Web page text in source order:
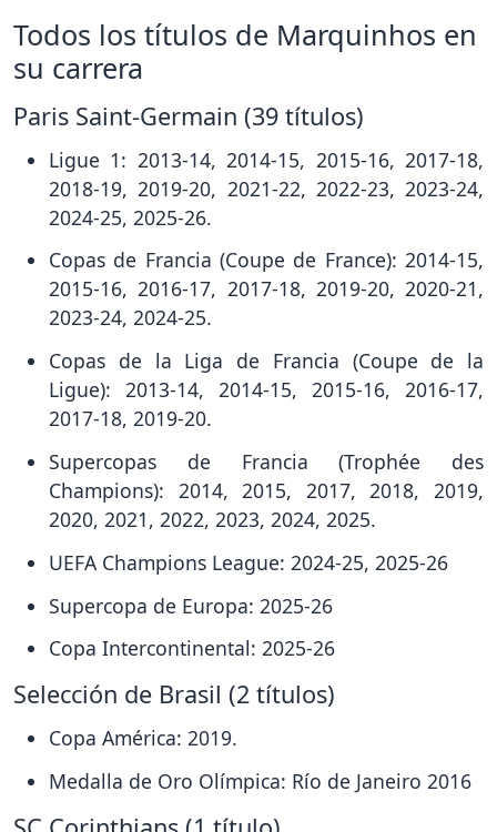
Todos los títulos de Marquinhos en
su carrera
Paris Saint-Germain (39 títulos)
Ligue 1: 2013-14, 2014-15, 2015-16, 2017-18,
2018-19, 2019-20, 2021-22, 2022-23, 2023-24,
2024-25, 2025-26.
Copas de Francia (Coupe de France): 2014-15,
2015-16, 2016-17, 2017-18, 2019-20, 2020-21,
2023-24, 2024-25.
Copas de la Liga de Francia (Coupe de la
Ligue): 2013-14, 2014-15, 2015-16, 2016-17,
2017-18, 2019-20.
Supercopas de Francia (Trophée des
Champions): 2014, 2015, 2017, 2018, 2019,
2020, 2021, 2022, 2023, 2024, 2025.
UEFA Champions League: 2024-25, 2025-26
Supercopa de Europa: 2025-26
Copa Intercontinental: 2025-26
Selección de Brasil (2 títulos)
Copa América: 2019.
Medalla de Oro Olímpica: Río de Janeiro 2016